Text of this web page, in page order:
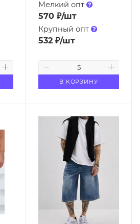
Мелкий опт
570₽/шт
Крупный опт
532₽/шт
В КОРЗИНУ